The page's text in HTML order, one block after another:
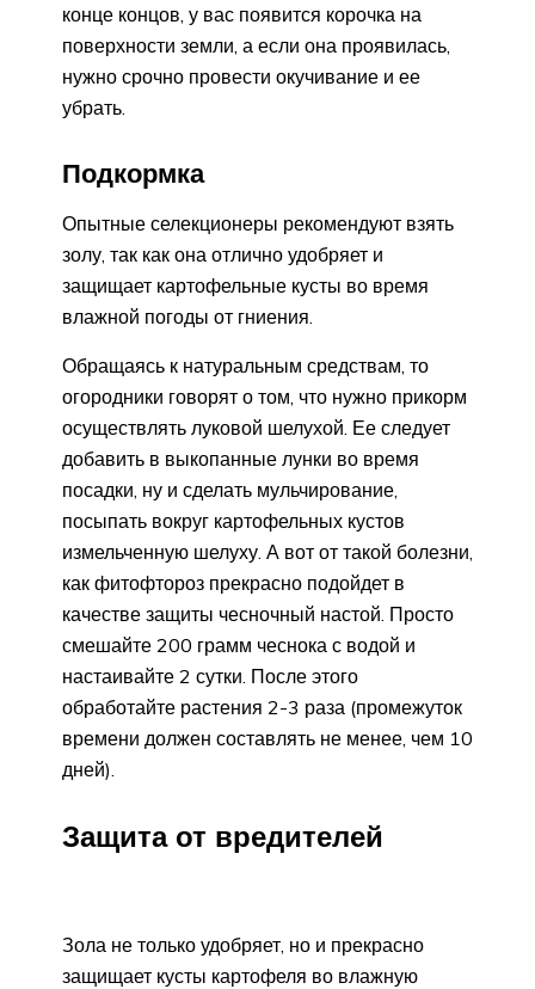
конце концов, у вас появится корочка на
поверхности земли, а если она проявилась,
нужно срочно провести окучивание и ее
убрать.
Подкормка
Опытные селекционеры рекомендуют взять
золу, так как она отлично удобряет и
защищает картофельные кусты во время
влажной погоды от гниения.
Обращаясь к натуральным средствам, то
огородники говорят о том, что нужно прикорм
осуществлять луковой шелухой. Ее следует
добавить в выкопанные лунки во время
посадки, ну и сделать мульчирование,
посыпать вокруг картофельных кустов
измельченную шелуху. А вот от такой болезни,
как фитофтороз прекрасно подойдет в
качестве защиты чесночный настой. Просто
смешайте 200 грамм чеснока с водой и
настаивайте 2 сутки. После этого
обработайте растения 2-3 раза (промежуток
времени должен составлять не менее, чем 10
дней).
Защита от вредителей
Зола не только удобряет, но и прекрасно
защищает кусты картофеля во влажную